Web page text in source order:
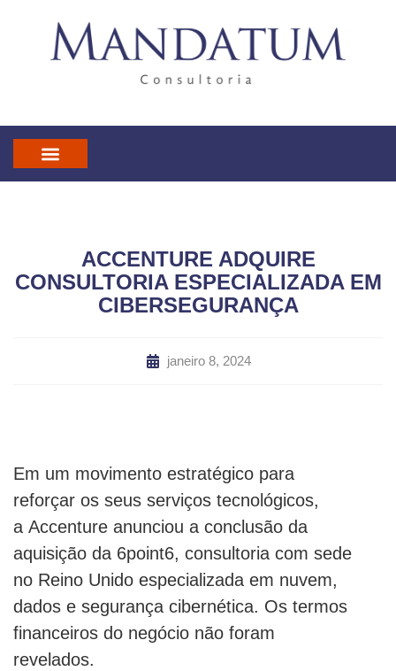
ACCENTURE ADQUIRE
CONSULTORIA ESPECIALIZADA EM
CIBERSEGURANÇA
janeiro 8, 2024
Em um movimento estratégico para
reforçar os seus serviços tecnológicos,
a Accenture anunciou a conclusão da
aquisição da 6point6, consultoria com sede
no Reino Unido especializada em nuvem,
dados e segurança cibernética. Os termos
financeiros do negócio não foram
revelados.